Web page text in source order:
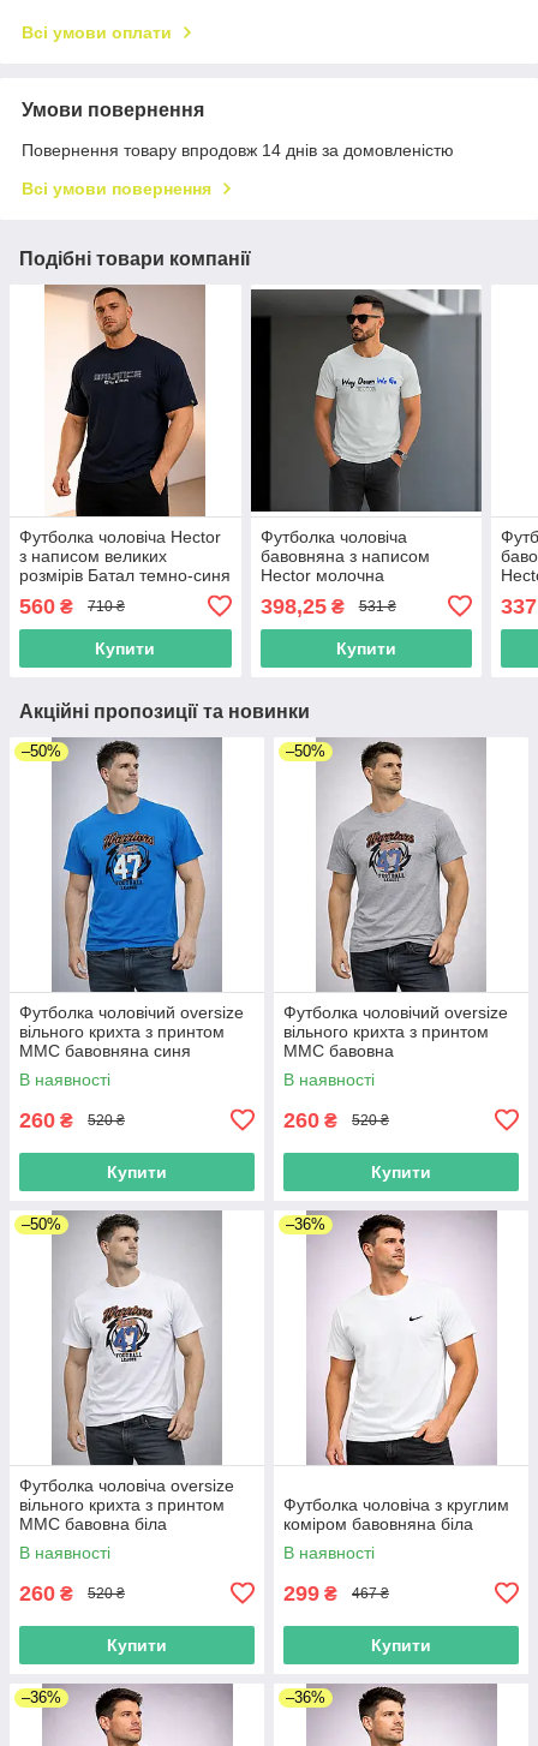
Всі умови оплати
Умови повернення
Повернення товару впродовж 14 днів за домовленістю
Всі умови повернення
Подібні товари компанії
Футболка чоловіча Hector
з написом великих
розмірів Батал темно-синя
560 ₴ 710 ₴
Купити
Футболка чоловіча
бавовняна з написом
Hector молочна
398,25₴ 531 ₴
Купити
Акційні пропозиції та новинки
–50%
Футболка чоловічий oversize
вільного крихта з принтом
MMC бавовняна синя
В наявності
260 ₴ 520 ₴
Купити
–50%
Футболка чоловічий oversize
вільного крихта з принтом
MMC бавовна
В наявності
260 ₴ 520 ₴
Купити
–50%
Футболка чоловіча oversize
вільного крихта з принтом
MMC бавовна біла
В наявності
260 ₴ 520 ₴
Купити
–36%
Футболка чоловіча з круглим
коміром бавовняна біла
В наявності
299 ₴ 467 ₴
Купити
–36% –36%